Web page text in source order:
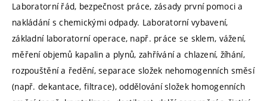
Laboratorní řád, bezpečnost práce, zásady první pomoci a
nakládání s chemickými odpady. Laboratorní vybavení,
základní laboratorní operace, např. práce se sklem, vážení,
měření objemů kapalin a plynů, zahřívání a chlazení, žíhání,
rozpouštění a ředění, separace složek nehomogenních směsí
(např. dekantace, filtrace), oddělování složek homogenních